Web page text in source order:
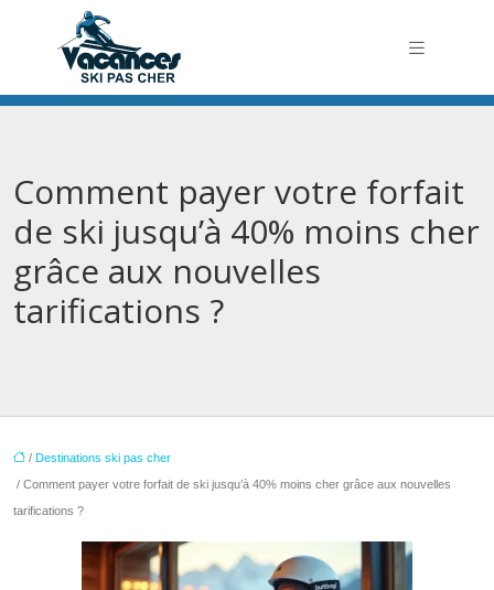
Comment payer votre forfait
de ski jusqu’à 40% moins cher
grâce aux nouvelles
tarifications ?
/ Destinations ski pas cher
/ Comment payer votre forfait de ski jusqu’à 40% moins cher grâce aux nouvelles
tarifications ?